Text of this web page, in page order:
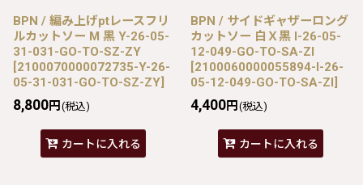
BPN / 編み上げptレースフリ
ルカットソー M 黒 Y-26-05-
31-031-GO-TO-SZ-ZY
[2100070000072735-Y-26-
05-31-031-GO-TO-SZ-ZY]
8,800円 (税込)
カートに入れる
BPN / サイドギャザーロング
カットソー 白Ｘ黒 I-26-05-
12-049-GO-TO-SA-ZI
[2100060000055894-I-26-
05-12-049-GO-TO-SA-ZI]
4,400円 (税込)
カートに入れる